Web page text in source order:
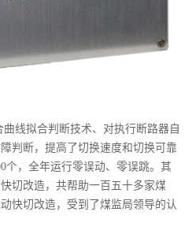
线拟合判断技术、对执行断路器自
判断，提高了切换速度和切换可靠
个，全年运行零误动、零误跳。其
切改造，共帮助一百五十多家煤
快切改造，受到了煤监局领导的认